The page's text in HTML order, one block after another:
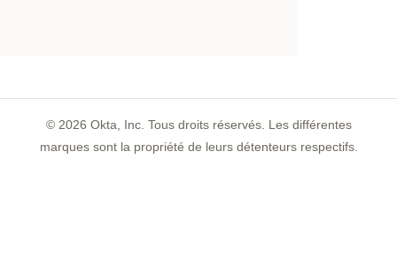
© 2026 Okta, Inc. Tous droits réservés. Les différentes
marques sont la propriété de leurs détenteurs respectifs.